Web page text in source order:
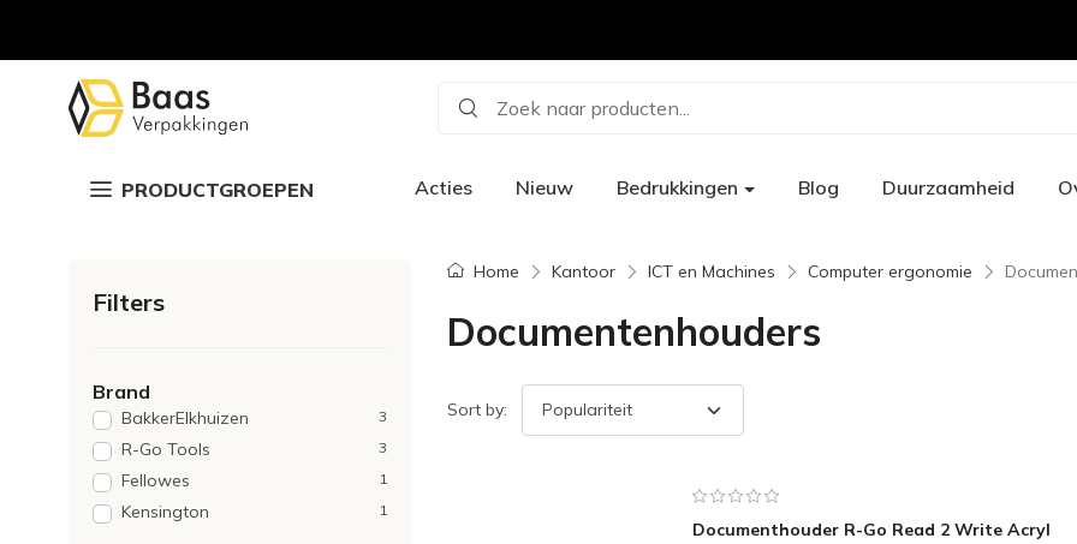
Zoek naar producten...
PRODUCTGROEPEN Acties Nieuw Bedrukkingen Blog Duurzaamheid
Filters
Brand
BakkerElkhuizen 3
R-Go Tools 3
Fellowes 1
Kensington 1
Home Kantoor ICT en Machines Computer ergonomie
Documentenhouders
Sort by:
Documenthouder R-Go Read 2 Write Acryl